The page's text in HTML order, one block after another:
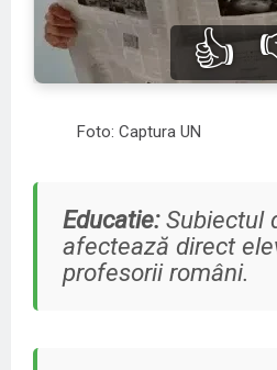
👍
Foto: Captura UN
Educatie:Subiectul
afectează direct
profesorii români.